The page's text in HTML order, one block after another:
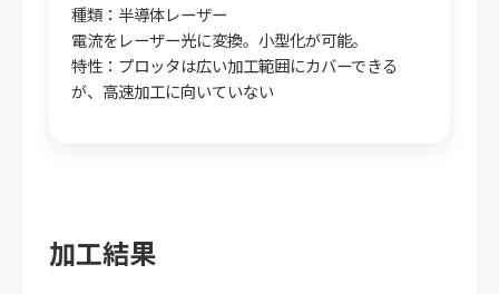
種類：半導体レーザー
電流をレーザー光に変換。小型化が可能。
特性：プロッタは広い加工範囲にカバーできる
が、高速加工に向いていない
加工結果